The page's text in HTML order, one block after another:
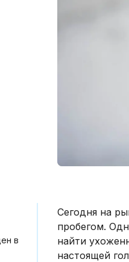
в
Сегодня на
пробегом.
найти
настоящей